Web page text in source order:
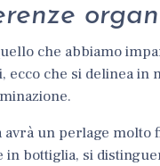
che abbiamo
ecco che si delinea
avrà un perlage molto
in bottiglia, si